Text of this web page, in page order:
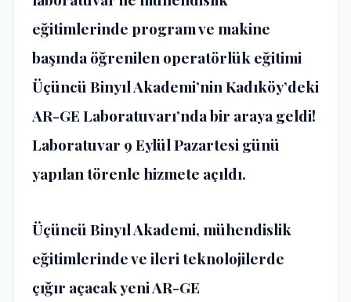
eğitimlerinde program ve makine
başında öğrenilen operatörlük eğitimi
Üçüncü Binyıl Akademi’nin Kadıköy’deki
AR-GE Laboratuvarı’nda bir araya geldi!
Laboratuvar 9 Eylül Pazartesi günü
yapılan törenle hizmete açıldı.
Üçüncü Binyıl Akademi, mühendislik
eğitimlerinde ve ileri teknolojilerde
çığır açacak yeni AR-GE